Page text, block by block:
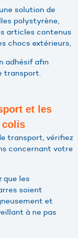
solution de
polystyrène,
articles contenus
chocs extérieurs,
adhésif afin
transport.
et les
colis
transport, vérifiez
concernant votre
que les
soient
et
à ne pas